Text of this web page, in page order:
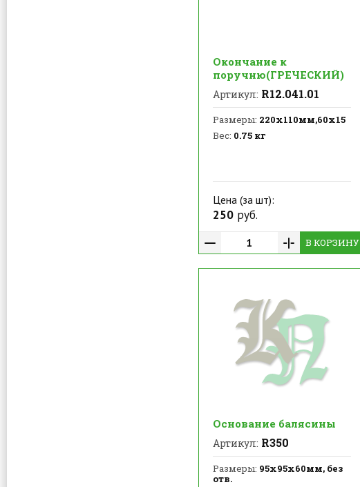
Окончание к
поручню(ГРЕЧЕСКИЙ)
Артикул: R12.041.01
Размеры: 220х110мм,60х15
Вес: 0.75 кг
Цена (за шт):
250 руб.
В КОРЗИНУ
Основание балясины
Артикул: R350
Размеры: 95х95х60мм, без
отв.